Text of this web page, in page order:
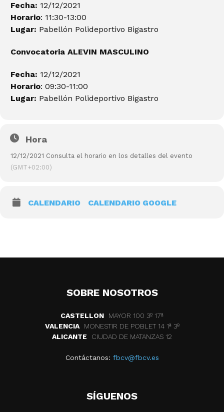
Fecha: 12/12/2021
Horario: 11:30-13:00
Lugar: Pabellón Polideportivo Bigastro
Convocatoria ALEVIN MASCULINO
Fecha: 12/12/2021
Horario: 09:30-11:00
Lugar: Pabellón Polideportivo Bigastro
Hora
12/12/2021 Consulta el horario en los detalles del evento
(GMT+02:00)
CALENDARIO CALENDARIO GOOGLE
SOBRE NOSOTROS
CASTELLON
MAYOR 100 3º 17ª
VALENCIA
MONESTIR DE POBLET 14 1ª 3º
ALICANTE
CIUDAD DE MATANZAS 12
Contáctanos: fbcv@fbcv.es
SÍGUENOS